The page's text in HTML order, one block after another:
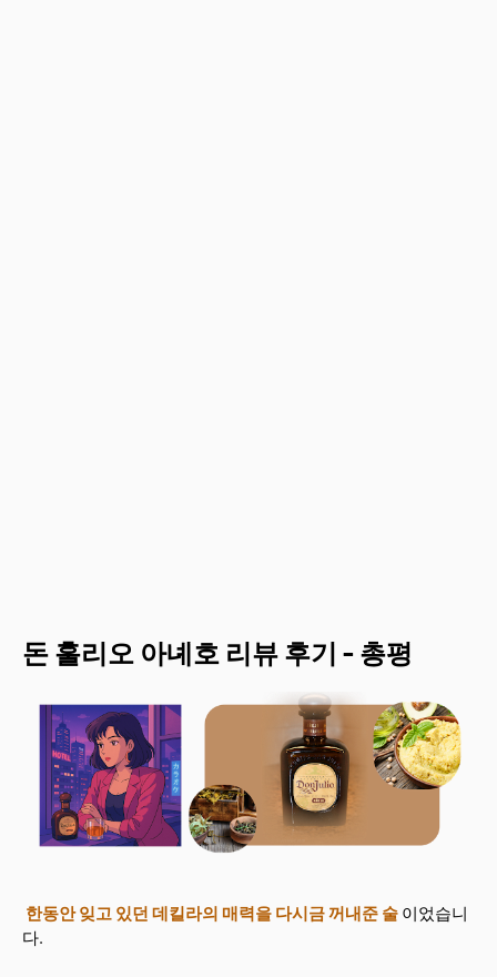
돈 훌리오 아녜호 리뷰 후기 - 총평
한동안 잊고 있던 데킬라의 매력을 다시금 꺼내준 술 이었습니
다.